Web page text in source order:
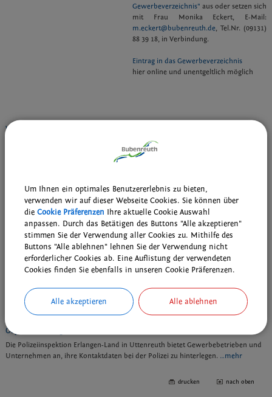
Gewerbeverzeichnis" aus oder setzen sich
mit Frau Monika Eckert, E-Mail:
m.eckert@bubenreuth.de, Tel.Nr. (09131)
88 39 18, in Verbindung.
Eintrag in das Gewerbeverzeichnis
hier online und unentgeltlich möglich
Wirtschaftsstandort Bubenreuth auf der Plattform "My business location"
Das Standortprofil von Bubenreuth ist unter https://my-business-
location.com/wirtschaftsstandorte/bubenreuth veröffentlicht.
Objekterfassungsblatt
Die Polizeiinspektion Erlangen-Land in Uttenreuth bietet Gewerbebetrieben und
Unternehmen an, ihre Kontaktdaten bei der Polizei zu hinterlegen. …mehr
drucken nach oben
Um Ihnen ein optimales Benutzererlebnis zu bieten,
verwenden wir auf dieser Webseite Cookies. Sie können über
die Cookie Präferenzen Ihre aktuelle Cookie Auswahl
anpassen. Durch das Betätigen des Buttons "Alle akzeptieren"
stimmen Sie der Verwendung aller Cookies zu. Mithilfe des
Buttons "Alle ablehnen" lehnen Sie der Verwendung nicht
erforderlicher Cookies ab. Eine Auflistung der verwendeten
Cookies finden Sie ebenfalls in unseren Cookie Präferenzen.
Alle akzeptieren Alle ablehnen